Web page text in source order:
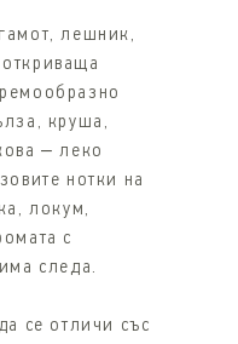
лешник,
круша,
– леко
нотки на
локум,
с
следа.
се отличи със